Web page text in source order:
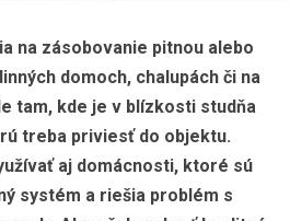
na zásobovanie pitnou alebo
domoch, chalupách či na
tam, kde je v blízkosti studňa
treba priviesť do objektu.
aj domácnosti, ktoré sú
systém a riešia problém s